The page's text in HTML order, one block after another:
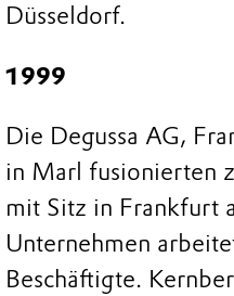
Düsseldorf.
1999
Die Degussa AG,
in Marl fusionierten
mit Sitz in Frankfurt
Unternehmen
Beschäftigte.